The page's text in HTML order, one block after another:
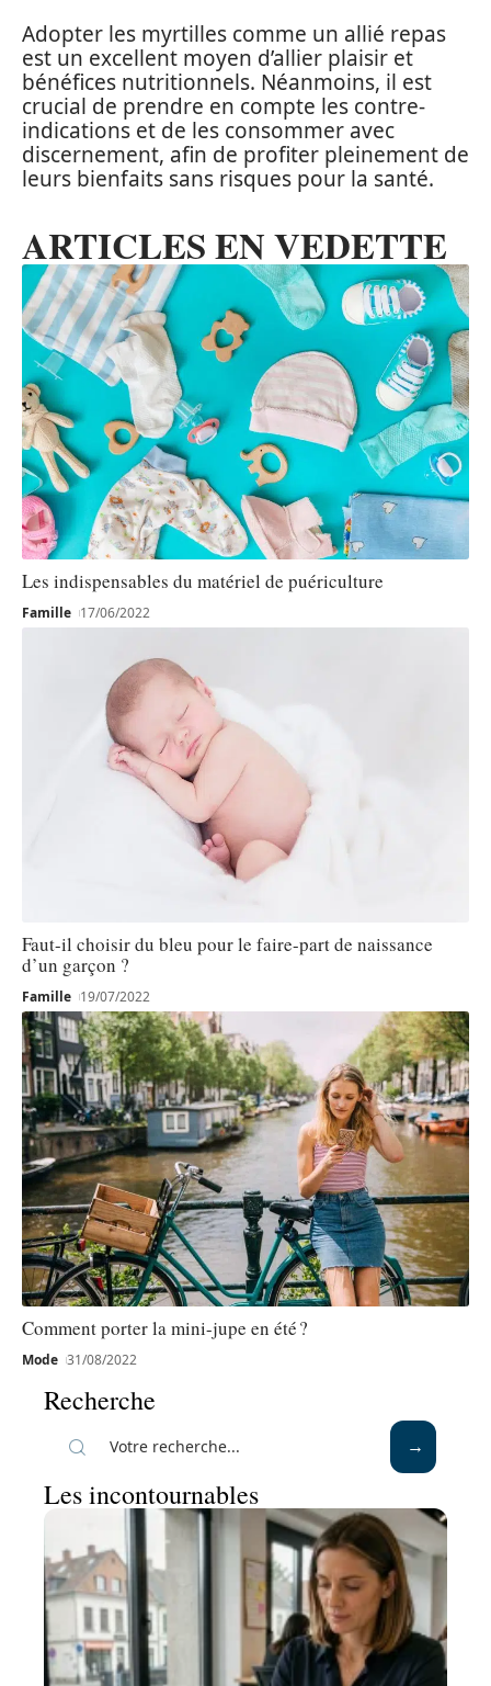
Adopter les myrtilles comme un allié repas
est un excellent moyen d’allier plaisir et
bénéfices nutritionnels. Néanmoins, il est
crucial de prendre en compte les contre-
indications et de les consommer avec
discernement, afin de profiter pleinement de
leurs bienfaits sans risques pour la santé.
ARTICLES EN VEDETTE
Les indispensables du matériel de puériculture
Famille 17/06/2022
Faut-il choisir du bleu pour le faire-part de naissance
d’un garçon ?
Famille 19/07/2022
Comment porter la mini-jupe en été ?
Mode 31/08/2022
Recherche
Les incontournables